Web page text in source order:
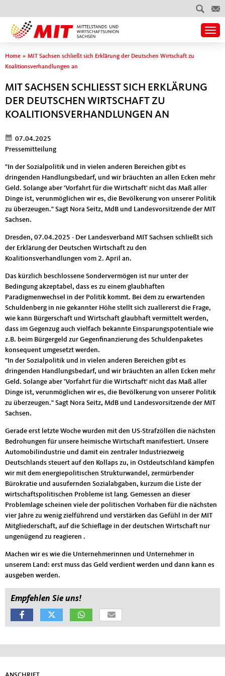
Sie sind hier
Home » MIT Sachsen schließt sich Erklärung der Deutschen Wirtschaft zu
Koalitionsverhandlungen an
MIT SACHSEN SCHLIESST SICH ERKLÄRUNG D
ER DEUTSCHEN WIRTSCHAFT ZU K
OALITIONSVERHANDLUNGEN AN
07.04.2025
Pressemitteilung
"In der Sozialpolitik und in vielen anderen Bereichen gibt es
dringenden Handlungsbedarf, und wir bräuchten an allen Ecken mehr
Geld. Solange aber 'Vorfahrt für die Wirtschaft' nicht das Maß aller
Dinge ist, verunmöglichen wir es, die Bevölkerung von unserer Politik
zu überzeugen." Sagt Nora Seitz, MdB und Landesvorsitzende der MIT
Sachsen.
Dresden, 07.04.2025 - Der Landesverband MIT Sachsen schließt sich
der Erklärung der Deutschen Wirtschaft zu den
Koalitionsverhandlungen vom 2. April an.
Das kürzlich beschlossene Sondervermögen ist nur unter der
Bedingung akzeptabel, dass es zu einem glaubhaften
Paradigmenwechsel in der Politik kommt. Bei dem zu erwartenden
Schuldenberg in nie gekannter Höhe stellt sich zuallererst die Frage,
wie kann Bürgerschaft und Wirtschaft glaubhaft vermittelt werden,
dass im Gegenzug auch vielfach bekannte Einsparungspotentiale wie
z.B. beim Bürgergeld zur Gegenfinanzierung des Schuldenpaketes
konsequent umgesetzt werden.
"In der Sozialpolitik und in vielen anderen Bereichen gibt es
dringenden Handlungsbedarf, und wir bräuchten an allen Ecken mehr
Geld. Solange aber 'Vorfahrt für die Wirtschaft' nicht das Maß aller
Dinge ist, verunmöglichen wir es, die Bevölkerung von unserer Politik
zu überzeugen." Sagt Nora Seitz, MdB und Landesvorsitzende der MIT
Sachsen.
Gerade erst letzte Woche wurden mit den US-Strafzöllen die nächsten
Bedrohungen für unsere heimische Wirtschaft manifestiert. Unsere
Automobilindustrie und damit ein zentraler Industriezweig
Deutschlands steuert auf den Kollaps zu, in Ostdeutschland kämpfen
wir mit dem energiepolitischen Strukturwandel, zermürbender
Bürokratie und ausufernden Sozialabgaben, kurzum die Liste der
wirtschaftspolitischen Probleme ist lang. Gemessen an dieser
Problemlage scheinen viele der politischen Vorhaben für die nächsten
vier Jahre zu wenig zielführend und verstärken das Gefühl in der MIT
Mitgliederschaft, auf die Schieflage in der deutschen Wirtschaft nur
ungenügend zu reagieren .
Machen wir es wie die Unternehmerinnen und Unternehmer in
unserem Land: erst muss das Geld verdient werden und dann kann es
ausgeben werden.
Empfehlen Sie uns!